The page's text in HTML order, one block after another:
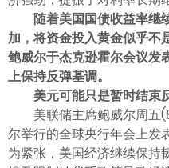
随着美国国债收益率继
加，将资金投入黄金似乎不
鲍威尔于杰克逊霍尔会议发
上保持反弹基调。
美元可能只是暂时结束
美联储主席鲍威尔周五
尔举行的全球央行年会上发
为紧张，美国经济继续保持